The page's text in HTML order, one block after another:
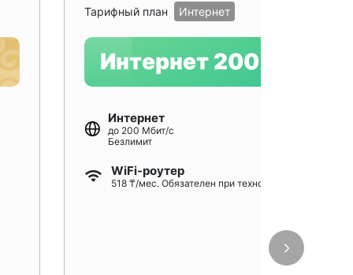
Тарифный план Интернет
Интернет 200
Интернет
до 200 Мбит/с
Безлимит
WiFi-роутер
518 ₸/мес. Обязателен при технологии GPON